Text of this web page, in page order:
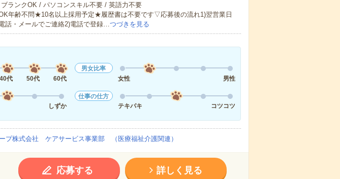
ランクOK / パソコンスキル不要 / 英語力不要
年齢不問★10名以上採用予定★履歴書は不要です▽応募後の流れ1)翌営業日
話・メールでご連絡2)電話で登録…つづきを見る
40代 50代 60代
男女比率
女性
男性
しずか
仕事の仕方
テキパキ
コツコツ
プ株式会社 ケアサービス事業部 （医療福祉介護関連）
応募する 詳しく見る